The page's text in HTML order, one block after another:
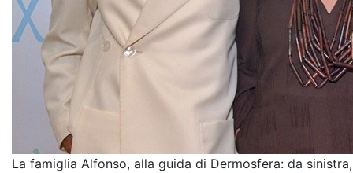
La famiglia Alfonso, alla guida di Dermosfera: da